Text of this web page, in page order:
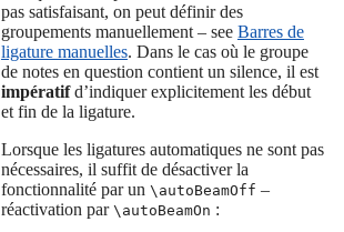
pas satisfaisant, on peut définir des
groupements manuellement – see Barres de
ligature manuelles. Dans le cas où le groupe
de notes en question contient un silence, il est
impératifd’indiquer explicitement les début
et fin de la ligature.
Lorsque les ligatures automatiques ne sont pas
nécessaires, il suffit de désactiver la
fonctionnalité par un \autoBeamOff –
réactivation par \autoBeamOn :